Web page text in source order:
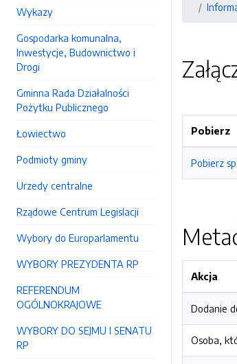
Wykazy
Gospodarka komunalna,
Inwestycje, Budownictwo i
Drogi
Gminna Rada Działalności
Pożytku Publicznego
Łowiectwo
Podmioty gminy
Urzedy centralne
Rządowe Centrum Legislacji
Wybory do Europarlamentu
WYBORY PREZYDENTA RP
REFERENDUM
OGÓLNOKRAJOWE
WYBORY DO SEJMU I SENATU
RP
Pobierz
Pobierz
Akcja
Dodanie
Osoba,